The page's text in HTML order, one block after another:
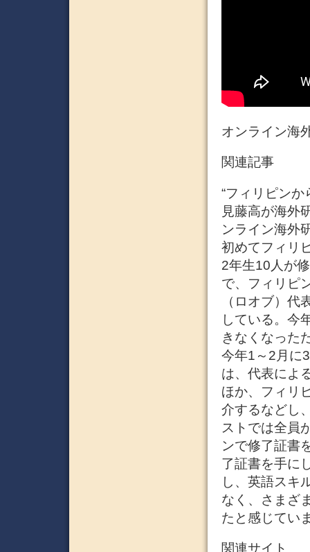
オンライン海
関連記事
“フィリピン
見藤高が海外
ンライン海外
初めてフィリ
2年生10人が
で、フィリピ
（ロオブ）
している。今
きなくなった
今年1～2月に
は、代表によ
ほか、フィリ
介するなどし
ストでは全員
ンで修了証書
了証書を手に
し、英語スキ
なく、さまざ
たと感じてい
関連サイト